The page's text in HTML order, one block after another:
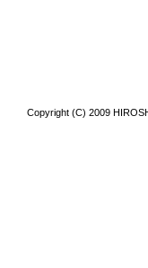
Copyright (C) 2009